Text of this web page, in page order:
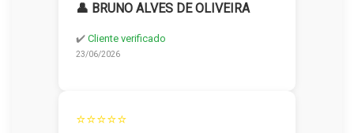
👤 BRUNO ALVES DE OLIVEIRA
✔️ Cliente verificado
23/06/2026
⭐⭐⭐⭐⭐